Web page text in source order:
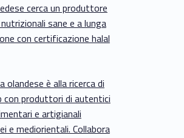
cerca un produttore
sane e a lunga
con certificazione halal
olandese è alla ricerca di
con produttori di autentici
e artigianali
e mediorientali. Collabora